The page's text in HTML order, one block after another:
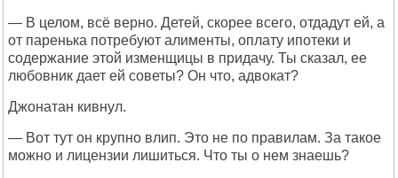
— В целом, всё верно. Детей, скорее всего, отдадут ей, а
от паренька потребуют алименты, оплату ипотеки и
содержание этой изменщицы в придачу. Ты сказал, ее
любовник дает ей советы? Он что, адвокат?
Джонатан кивнул.
— Вот тут он крупно влип. Это не по правилам. За такое
можно и лицензии лишиться. Что ты о нем знаешь?